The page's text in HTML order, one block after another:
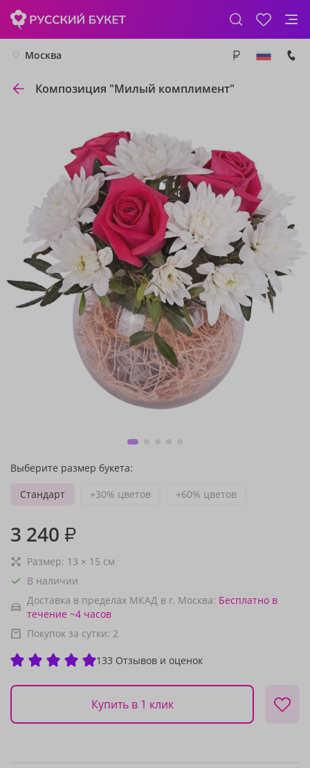
Москва
Композиция "Милый комплимент"
Выберите размер букета:
Стандарт
+30% цветов +60% цветов
3 240 ₽
Размер: 13 × 15 см
В наличии
Доставка в пределах МКАД в г. Москва: Бесплатно в
течение ~4 часов
Покупок за сутки: 2
133 Отзывов и оценок
Купить в 1 клик